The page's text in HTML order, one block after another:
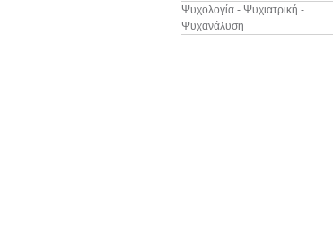
Ψυχολογία - Ψυχιατρική -
Ψυχανάλυση